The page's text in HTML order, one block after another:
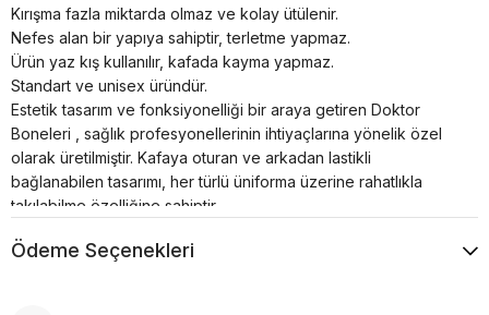
Kırışma fazla miktarda olmaz ve kolay ütülenir.
Nefes alan bir yapıya sahiptir, terletme yapmaz.
Ürün yaz kış kullanılır, kafada kayma yapmaz.
Standart ve unisex üründür.
Estetik tasarım ve fonksiyonelliği bir araya getiren Doktor
Boneleri , sağlık profesyonellerinin ihtiyaçlarına yönelik özel
olarak üretilmiştir. Kafaya oturan ve arkadan lastikli
bağlanabilen tasarımı, her türlü üniforma üzerine rahatlıkla
takılabilme özelliğine sahiptir.
konforlu bir deneyim sunar. Kumaş renkleri canlı ve
Ödeme Seçenekleri